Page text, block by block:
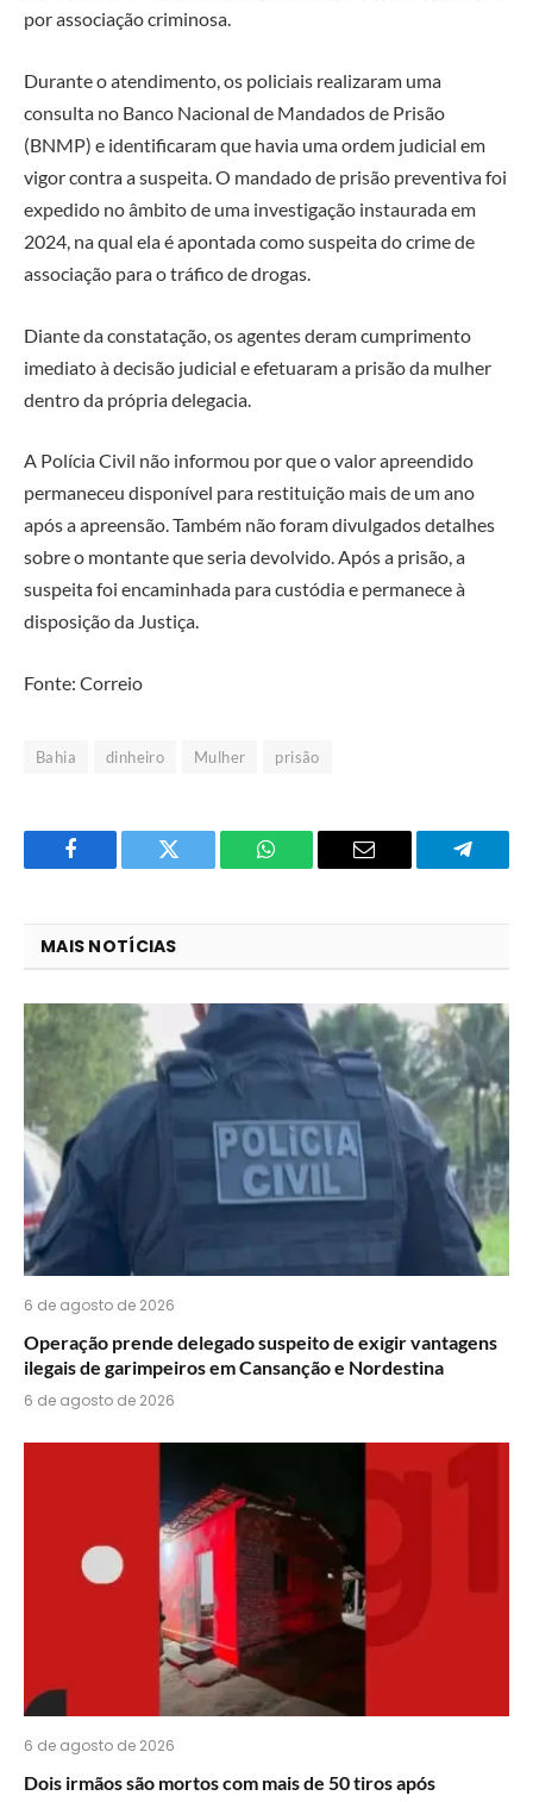
por associação criminosa.
Durante o atendimento, os policiais realizaram uma
consulta no Banco Nacional de Mandados de Prisão
(BNMP) e identificaram que havia uma ordem judicial em
vigor contra a suspeita. O mandado de prisão preventiva foi
expedido no âmbito de uma investigação instaurada em
2024, na qual ela é apontada como suspeita do crime de
associação para o tráfico de drogas.
Diante da constatação, os agentes deram cumprimento
imediato à decisão judicial e efetuaram a prisão da mulher
dentro da própria delegacia.
A Polícia Civil não informou por que o valor apreendido
permaneceu disponível para restituição mais de um ano
após a apreensão. Também não foram divulgados detalhes
sobre o montante que seria devolvido. Após a prisão, a
suspeita foi encaminhada para custódia e permanece à
disposição da Justiça.
Fonte: Correio
Bahia dinheiro Mulher prisão
Facebook Twitter
O
do
WhatsApp?
E-
MAIS NOTÍCIAS
6 de agosto de 2026
Operação prende delegado suspeito de exigir vantagens
ilegais de garimpeiros em Cansanção e Nordestina
6 de agosto de 2026
6 de agosto de 2026
Dois irmãos são mortos com mais de 50 tiros após